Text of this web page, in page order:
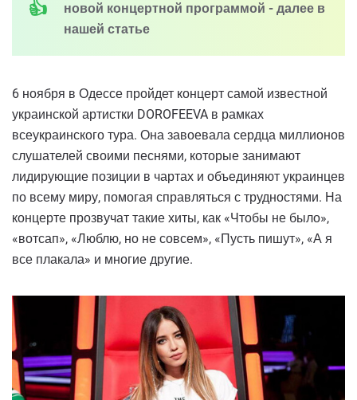
новой концертной программой - далее в
нашей статье
6 ноября в Одессе пройдет концерт самой известной
украинской артистки DOROFEEVA в рамках
всеукраинского тура. Она завоевала сердца миллионов
слушателей своими песнями, которые занимают
лидирующие позиции в чартах и объединяют украинцев
по всему миру, помогая справляться с трудностями. На
концерте прозвучат такие хиты, как «Чтобы не было»,
«вотсап», «Люблю, но не совсем», «Пусть пишут», «А я
все плакала» и многие другие.